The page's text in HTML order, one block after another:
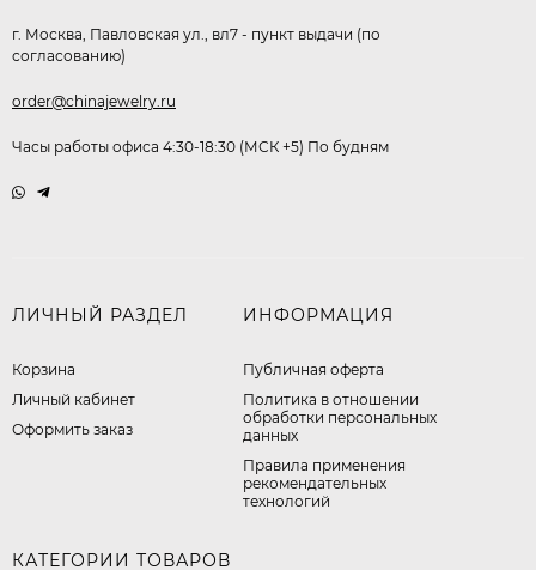
г. Москва, Павловская ул., вл7 - пункт выдачи (по
согласованию)
order@chinajewelry.ru
Часы работы офиса 4:30-18:30 (МСК +5) По будням
ЛИЧНЫЙ РАЗДЕЛ
Корзина
Личный кабинет
Оформить заказ
ИНФОРМАЦИЯ
Публичная оферта
​Политика в отношении
обработки персональных
данных
Правила применения
рекомендательных
технологий
КАТЕГОРИИ ТОВАРОВ